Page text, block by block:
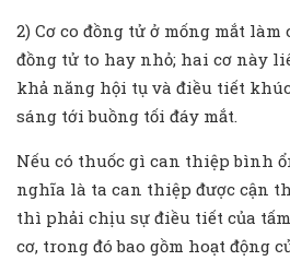
2) Cơ co đồng tử ở mống mắt
đồng tử to hay nhỏ; hai cơ này
khả năng hội tụ và điều tiết
sáng tới buồng tối đáy mắt.
Nếu có thuốc gì can thiệp bình
nghĩa là ta can thiệp được cận
thì phải chịu sự điều tiết của
cơ, trong đó bao gồm hoạt động